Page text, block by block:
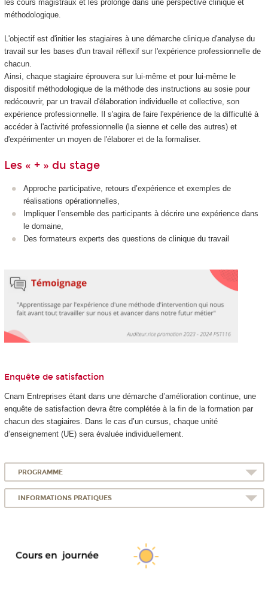
les cours magistraux et les prolonge dans une perspective clinique et
méthodologique.
L'objectif est d'initier les stagiaires à une démarche clinique d'analyse du
travail sur les bases d'un travail réflexif sur l'expérience professionnelle de
chacun.
Ainsi, chaque stagiaire éprouvera sur lui-même et pour lui-même le
dispositif méthodologique de la méthode des instructions au sosie pour
redécouvrir, par un travail d'élaboration individuelle et collective, son
expérience professionnelle. Il s'agira de faire l'expérience de la difficulté à
accéder à l'activité professionnelle (la sienne et celle des autres) et
d'expérimenter un moyen de l'élaborer et de la formaliser.
Les « + » du stage
Approche participative, retours d’expérience et exemples de
réalisations opérationnelles,
Impliquer l’ensemble des participants à décrire une expérience dans
le domaine,
Des formateurs experts des questions de clinique du travail
Enquête de satisfaction
Cnam Entreprises étant dans une démarche d’amélioration continue, une
enquête de satisfaction devra être complétée à la fin de la formation par
chacun des stagiaires. Dans le cas d’un cursus, chaque unité
d’enseignement (UE) sera évaluée individuellement.
PROGRAMME
INFORMATIONS PRATIQUES